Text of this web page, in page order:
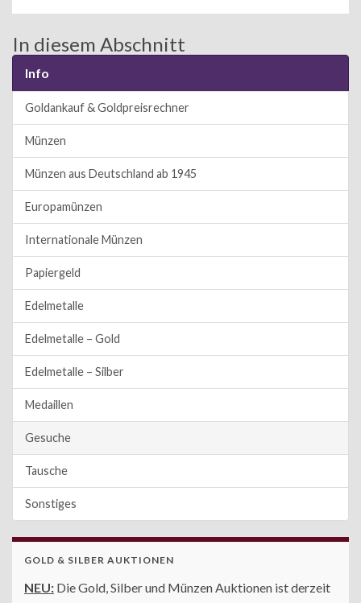
In diesem Abschnitt
Info
Goldankauf & Goldpreisrechner
Münzen
Münzen aus Deutschland ab 1945
Europamünzen
Internationale Münzen
Papiergeld
Edelmetalle
Edelmetalle – Gold
Edelmetalle – Silber
Medaillen
Gesuche
Tausche
Sonstiges
GOLD & SILBER AUKTIONEN
NEU: Die Gold, Silber und Münzen Auktionen ist derzeit